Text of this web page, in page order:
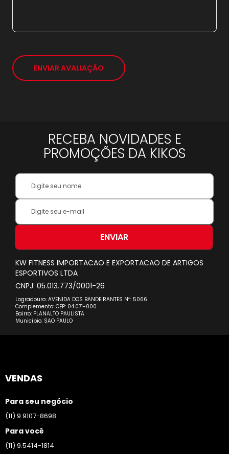
*
ENVIAR AVALIAÇÃO
RECEBA NOVIDADES E
PROMOÇÕES DA KIKOS
Your
Name:
Inscreva-
na
Newsletter:
ENVIAR
KW FITNESS IMPORTACAO E EXPORTACAO DE ARTIGOS
ESPORTIVOS LTDA
CNPJ: 05.013.773/0001-26
Logradouro: AVENIDA DOS BANDEIRANTES Nº: 5066
Complemento: CEP: 04.071-000
Bairro: PLANALTO PAULISTA
Município: SAO PAULO
VENDAS
Para seu negócio
(11) 9.9107-8698
Para você
(11) 9.5414-1814